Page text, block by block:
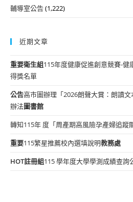
輔導室公告(1,222)
近期文章
重要衛生組115年度健康促進創意競賽-
得獎名單
公告高市圖辦理「2026朗聲大賞：朗讀
辦法圖書館
轉知115年 度「周產期高風險孕產婦追蹤
重要115繁星推薦校內選填說明教務處
HOT註冊組115 學年度大學學測成績查詢